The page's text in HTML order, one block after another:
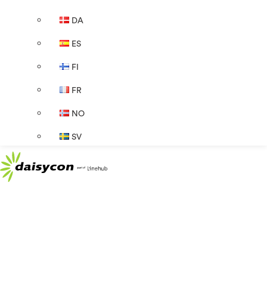
DA
ES
FI
FR
NO
SV